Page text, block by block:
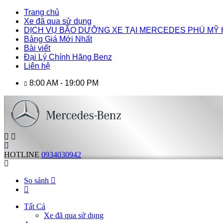
Trang chủ
Xe đã qua sử dụng
DỊCH VỤ BÃO DƯỠNG XE TẠI MERCEDES PHÚ MỸ
Bảng Giá Mới Nhất
Bài viết
Đại Lý Chính Hãng Benz
Liên hệ
8:00 AM - 19:00 PM
HOTLINE 0934030942
So sánh
Tất Cả
Xe đã qua sử dụng